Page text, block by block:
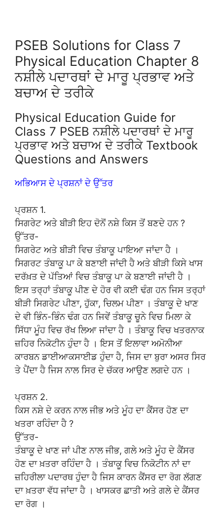
PSEB Solutions for Class 7
Physical Education Chapter 8
ਨਸ਼ੀਲੇ ਪਦਾਰਥਾਂ ਦੇ ਮਾਰੂ ਪ੍ਰਭਾਵ ਅਤੇ
ਬਚਾਅ ਦੇ ਤਰੀਕੇ
Physical Education Guide for
Class 7 PSEB ਨਸ਼ੀਲੇ ਪਦਾਰਥਾਂ ਦੇ ਮਾਰੂ
ਪ੍ਰਭਾਵ ਅਤੇ ਬਚਾਅ ਦੇ ਤਰੀਕੇ Textbook
Questions and Answers
ਅਭਿਆਸ ਦੇ ਪ੍ਰਸ਼ਨਾਂ ਦੇ ਉੱਤਰ
ਪ੍ਰਸ਼ਨ 1.
ਸਿਗਰੇਟ ਅਤੇ ਬੀੜੀ ਇਹ ਦੋਨੋਂ ਨਸ਼ੇ ਕਿਸ ਤੋਂ ਬਣਦੇ ਹਨ ?
ਉੱਤਰ-
ਸਿਗਰੇਟ ਅਤੇ ਬੀੜੀ ਵਿਚ ਤੰਬਾਕੂ ਪਾਇਆ ਜਾਂਦਾ ਹੈ ।
ਸਿਗਰਟ ਤੰਬਾਕੂ ਪਾ ਕੇ ਬਣਾਈ ਜਾਂਦੀ ਹੈ ਅਤੇ ਬੀੜੀ ਕਿਸੇ ਖਾਸ
ਦਰੱਖ਼ਤ ਦੇ ਪੱਤਿਆਂ ਵਿਚ ਤੰਬਾਕੂ ਪਾ ਕੇ ਬਣਾਈ ਜਾਂਦੀ ਹੈ ।
ਇਸ ਤਰ੍ਹਾਂ ਤੰਬਾਕੂ ਪੀਣ ਦੇ ਹੋਰ ਵੀ ਕਈ ਢੰਗ ਹਨ ਜਿਸ ਤਰ੍ਹਾਂ
ਬੀੜੀ ਸਿਗਰੇਟ ਪੀਣਾ, ਹੁੱਕਾ, ਚਿਲਮ ਪੀਣਾ । ਤੰਬਾਕੂ ਦੇ ਖਾਣ
ਦੇ ਵੀ ਭਿੰਨ-ਭਿੰਨ ਢੰਗ ਹਨ ਜਿਵੇਂ ਤੰਬਾਕੂ ਚੂਨੇ ਵਿਚ ਮਿਲਾ ਕੇ
ਸਿੱਧਾ ਮੂੰਹ ਵਿਚ ਰੱਖ ਲਿਆ ਜਾਂਦਾ ਹੈ । ਤੰਬਾਕੂ ਵਿਚ ਖਤਰਨਾਕ
ਜ਼ਹਿਰ ਨਿਕੋਟੀਨ ਹੁੰਦਾ ਹੈ । ਇਸ ਤੋਂ ਇਲਾਵਾ ਅਮੋਨੀਆ
ਕਾਰਬਨ ਡਾਈਆਕਸਾਈਡ ਹੁੰਦਾ ਹੈ, ਜਿਸ ਦਾ ਬੁਰਾ ਅਸਰ ਸਿਰ
ਤੇ ਪੈਂਦਾ ਹੈ ਜਿਸ ਨਾਲ ਸਿਰ ਦੇ ਚੱਕਰ ਆਉਣ ਲਗਦੇ ਹਨ ।
ਪ੍ਰਸ਼ਨ 2.
ਕਿਸ ਨਸ਼ੇ ਦੇ ਕਰਨ ਨਾਲ ਜੀਭ ਅਤੇ ਮੂੰਹ ਦਾ ਕੈਂਸਰ ਹੋਣ ਦਾ
ਖਤਰਾ ਰਹਿੰਦਾ ਹੈ ?
ਉੱਤਰ-
ਤੰਬਾਕੂ ਦੇ ਖਾਣ ਜਾਂ ਪੀਣ ਨਾਲ ਜੀਭ, ਗਲੇ ਅਤੇ ਮੂੰਹ ਦੇ ਕੈਂਸਰ
ਹੋਣ ਦਾ ਖ਼ਤਰਾ ਰਹਿੰਦਾ ਹੈ । ਤੰਬਾਕੂ ਵਿਚ ਨਿਕੋਟੀਨ ਨਾਂ ਦਾ
ਜ਼ਹਿਰੀਲਾ ਪਦਾਰਥ ਹੁੰਦਾ ਹੈ ਜਿਸ ਕਾਰਨ ਕੈਂਸਰ ਦਾ ਰੋਗ ਲੱਗਣ
ਦਾ ਖ਼ਤਰਾ ਵੱਧ ਜਾਂਦਾ ਹੈ । ਖਾਸਕਰ ਛਾਤੀ ਅਤੇ ਗਲੇ ਦੇ ਕੈਂਸਰ
ਦਾ ਰੋਗ ।